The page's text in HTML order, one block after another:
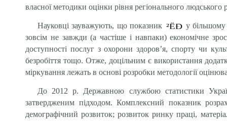
власної методики оцінки рівня регіонального людського
Науковці зауважують, що показник
у більшому
зовсім не завжди (а частіше і навпаки) економічне
доступності послуг з охорони здоров’я, спорту чи
безробіття тощо. Отже, доцільним є використання
міркування лежать в основі розробки методології
До 2012 р. Державною службою статистики
затвердженим підходом. Комплексний показник
демографічний розвиток; розвиток ринку праці,